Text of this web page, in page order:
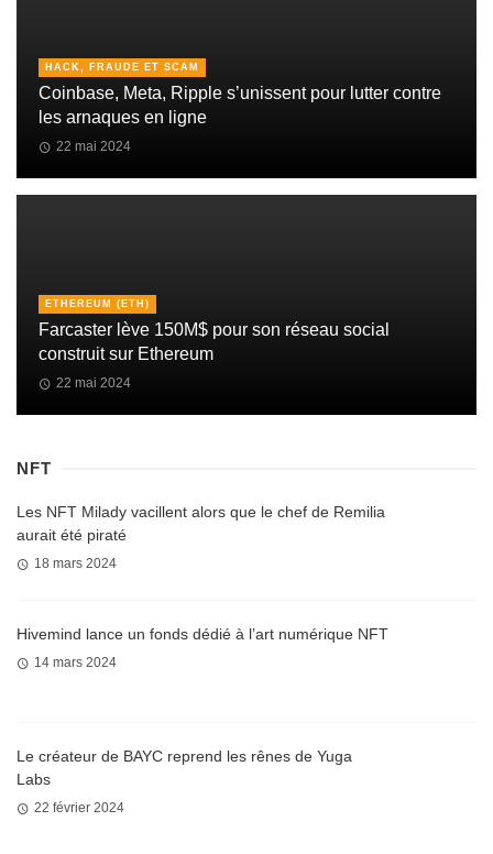
HACK, FRAUDE ET SCAM
Coinbase, Meta, Ripple s’unissent pour lutter contre
les arnaques en ligne
22 mai 2024
ETHEREUM (ETH)
Farcaster lève 150M$ pour son réseau social
construit sur Ethereum
22 mai 2024
NFT
Les NFT Milady vacillent alors que le chef de Remilia
aurait été piraté
18 mars 2024
Hivemind lance un fonds dédié à l’art numérique NFT
14 mars 2024
Le créateur de BAYC reprend les rênes de Yuga
Labs
22 février 2024